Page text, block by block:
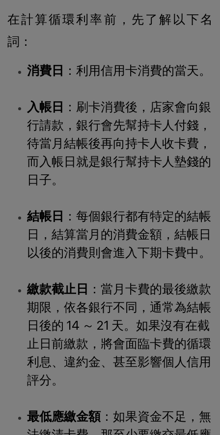
在計算循環利率前，先了解以下名
詞：
消費日 ：利用信用卡消費的當天。
入帳日 ：刷卡消費後，店家會向銀
行請款，銀行會先幫持卡人付錢，
待當月結帳後再向持卡人收卡費，
而入帳日就是銀行幫持卡人墊錢的
日子。
結帳日 ：每個銀行都有特定的結帳
日，結算當月的消費金額，結帳日
以後的消費則會進入下期卡費中。
繳款截止日 ：當月卡費的最後繳款
期限，依各銀行不同，通常為結帳
日後的 14 ～ 21 天。如果沒有在截
止日前繳款，將會面臨卡費的循環
利息、違約金、甚至影響個人信用
評分。
最低應繳金額：如果資金不足，無